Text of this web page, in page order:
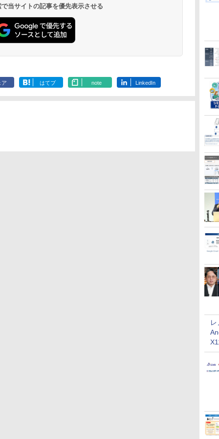
当サイトの記事を優先表示させる
ア はてブ note LinkedIn